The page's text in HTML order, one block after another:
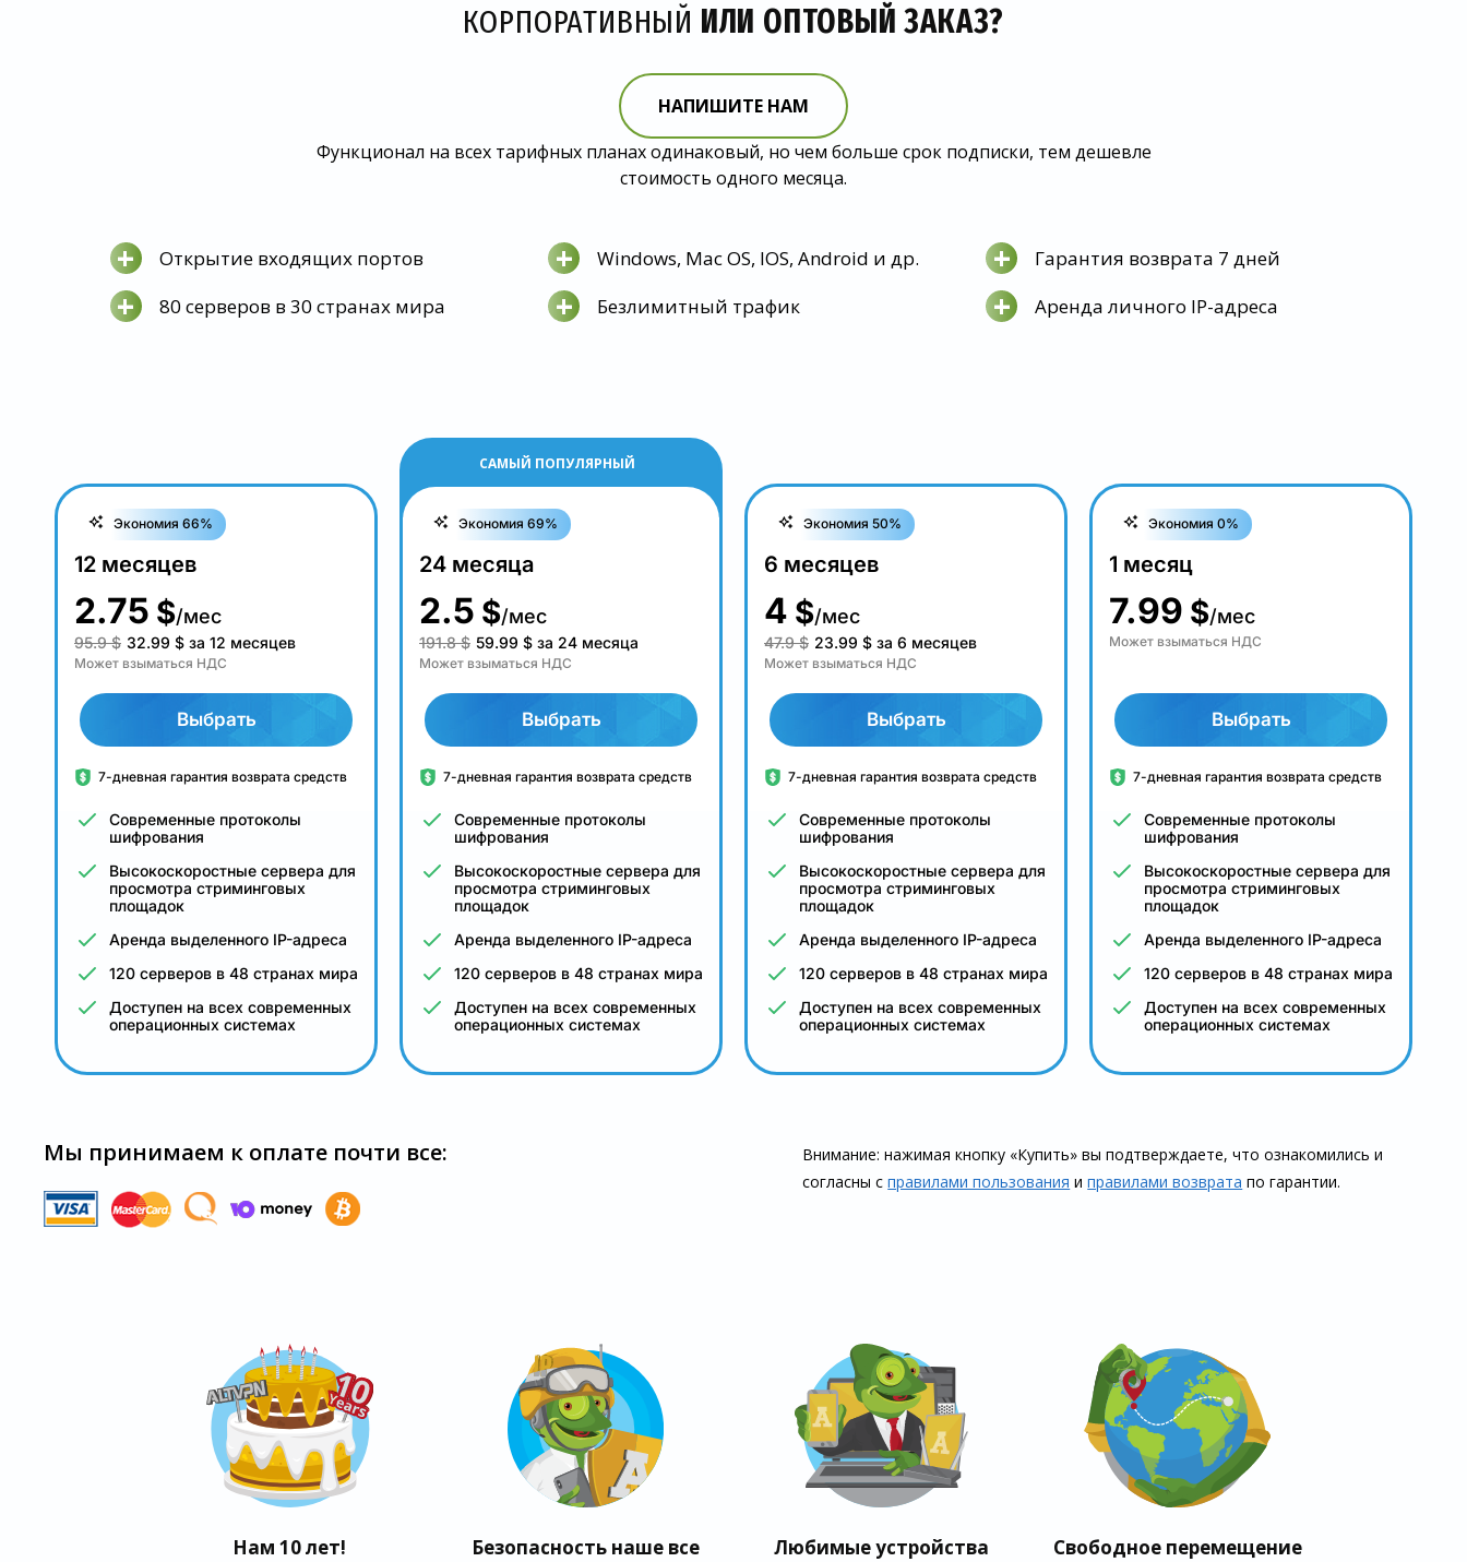
КОРПОРАТИВНЫЙ ИЛИ ОПТОВЫЙ ЗАКАЗ?
НАПИШИТЕ НАМ
Функционал на всех тарифных планах одинаковый, но чем больше срок подписки, тем дешевле
стоимость одного месяца.
+ Открытие входящих портов + Windows, Mac OS, IOS, Android и др. + Гарантия возврата 7 дней
+ 80 серверов в 30 странах мира + Безлимитный трафик + Аренда личного IP-адреса
САМЫЙ ПОПУЛЯРНЫЙ
Экономия 69%
24 месяца
2.5 $/мес
191.8 $ 59.99 $ за 24 месяца
Может взыматься НДС
Выбрать
7-дневная гарантия возврата средств
Современные протоколы
шифрования
Высокоскоростные сервера для
просмотра стриминговых
площадок
Аренда выделенного IP-адреса
120 серверов в 48 странах мира
Доступен на всех современных
операционных системах
Экономия 66%
12 месяцев
2.75 $/мес
95.9 $ 32.99 $ за 12 месяцев
Может взыматься НДС
Выбрать
7-дневная гарантия возврата средств
Современные протоколы
шифрования
Высокоскоростные сервера для
просмотра стриминговых
площадок
Аренда выделенного IP-адреса
120 серверов в 48 странах мира
Доступен на всех современных
операционных системах
Экономия 50%
6 месяцев
4 $/мес
47.9 $ 23.99 $ за 6 месяцев
Может взыматься НДС
Выбрать
7-дневная гарантия возврата средств
Современные протоколы
шифрования
Высокоскоростные сервера для
просмотра стриминговых
площадок
Аренда выделенного IP-адреса
120 серверов в 48 странах мира
Доступен на всех современных
операционных системах
Экономия 0%
1 месяц
7.99 $/мес
Может взыматься НДС
Выбрать
7-дневная гарантия возврата средств
Современные протоколы
шифрования
Высокоскоростные сервера для
просмотра стриминговых
площадок
Аренда выделенного IP-адреса
120 серверов в 48 странах мира
Доступен на всех современных
операционных системах
Мы принимаем к оплате почти все:
Внимание: нажимая кнопку «Купить» вы подтверждаете, что озна­комились и
согласны справилами пользования иправилами воз­врата по гарантии.
Нам 10 лет! Безопасность наше все Любимые устройства Свободное перемещение